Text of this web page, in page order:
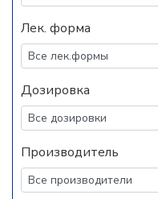
Лек. форма
Дозировка
Производитель